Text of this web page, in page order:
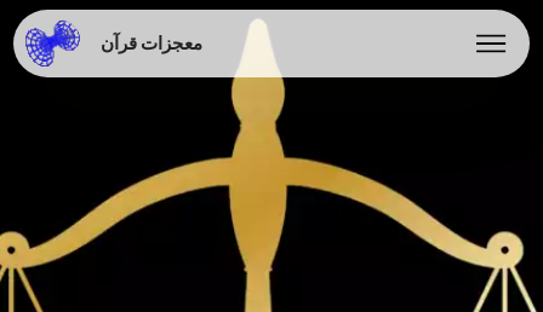
معجزات قرآن